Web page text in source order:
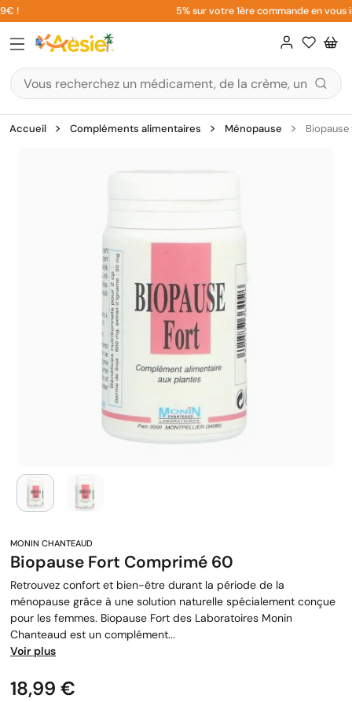
Aller
au
contenu
! 5% sur votre 1ère commande en vous
Accueil Compléments alimentaires Ménopause
Biopause Fort Comprimé 60
Retrouvez confort et bien-être durant la période de la
ménopause grâce à une solution naturelle spécialement conçue
pour les femmes. Biopause Fort des Laboratoires Monin
Chanteaud est un complément...
Voir plus
Prix
18,99 €